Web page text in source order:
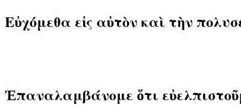
Εὐχόμεθα εἰς αὐτὸν καὶ τὴν
Ἐπαναλαμβάνομε ὅτι